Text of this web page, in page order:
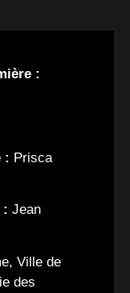
:
: Prisca
: Jean
Ville de
des